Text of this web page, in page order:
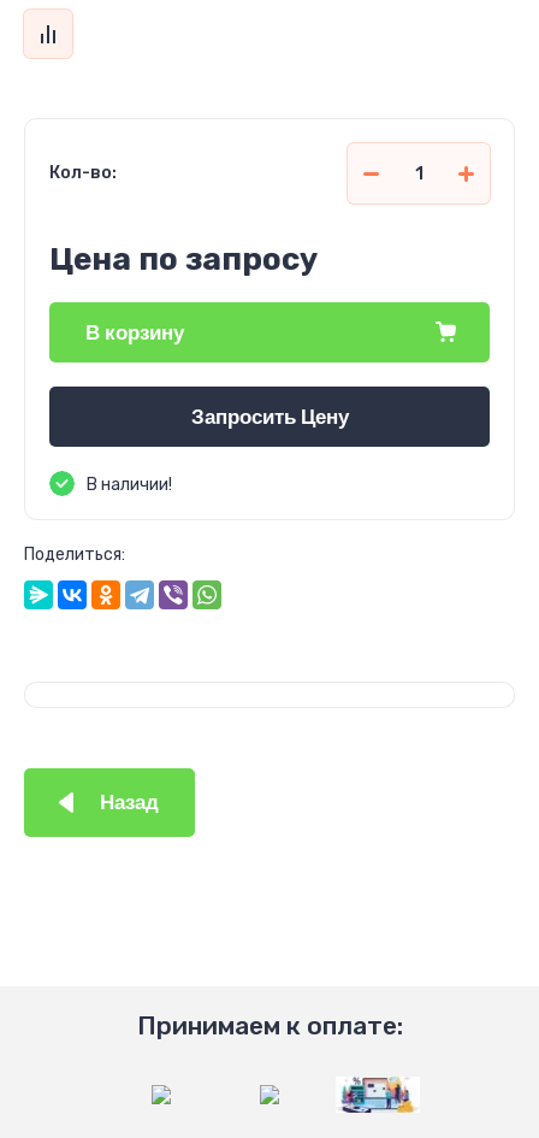
Кол-во:
Цена по запросу
В корзину
Запросить Цену
В наличии!
Поделиться:
Назад
Принимаем к оплате: